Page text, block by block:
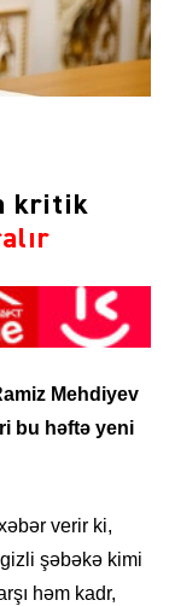
kritik
Mehdiyev
bu həftə yeni
verir ki,
şəbəkə kimi
həm kadr,